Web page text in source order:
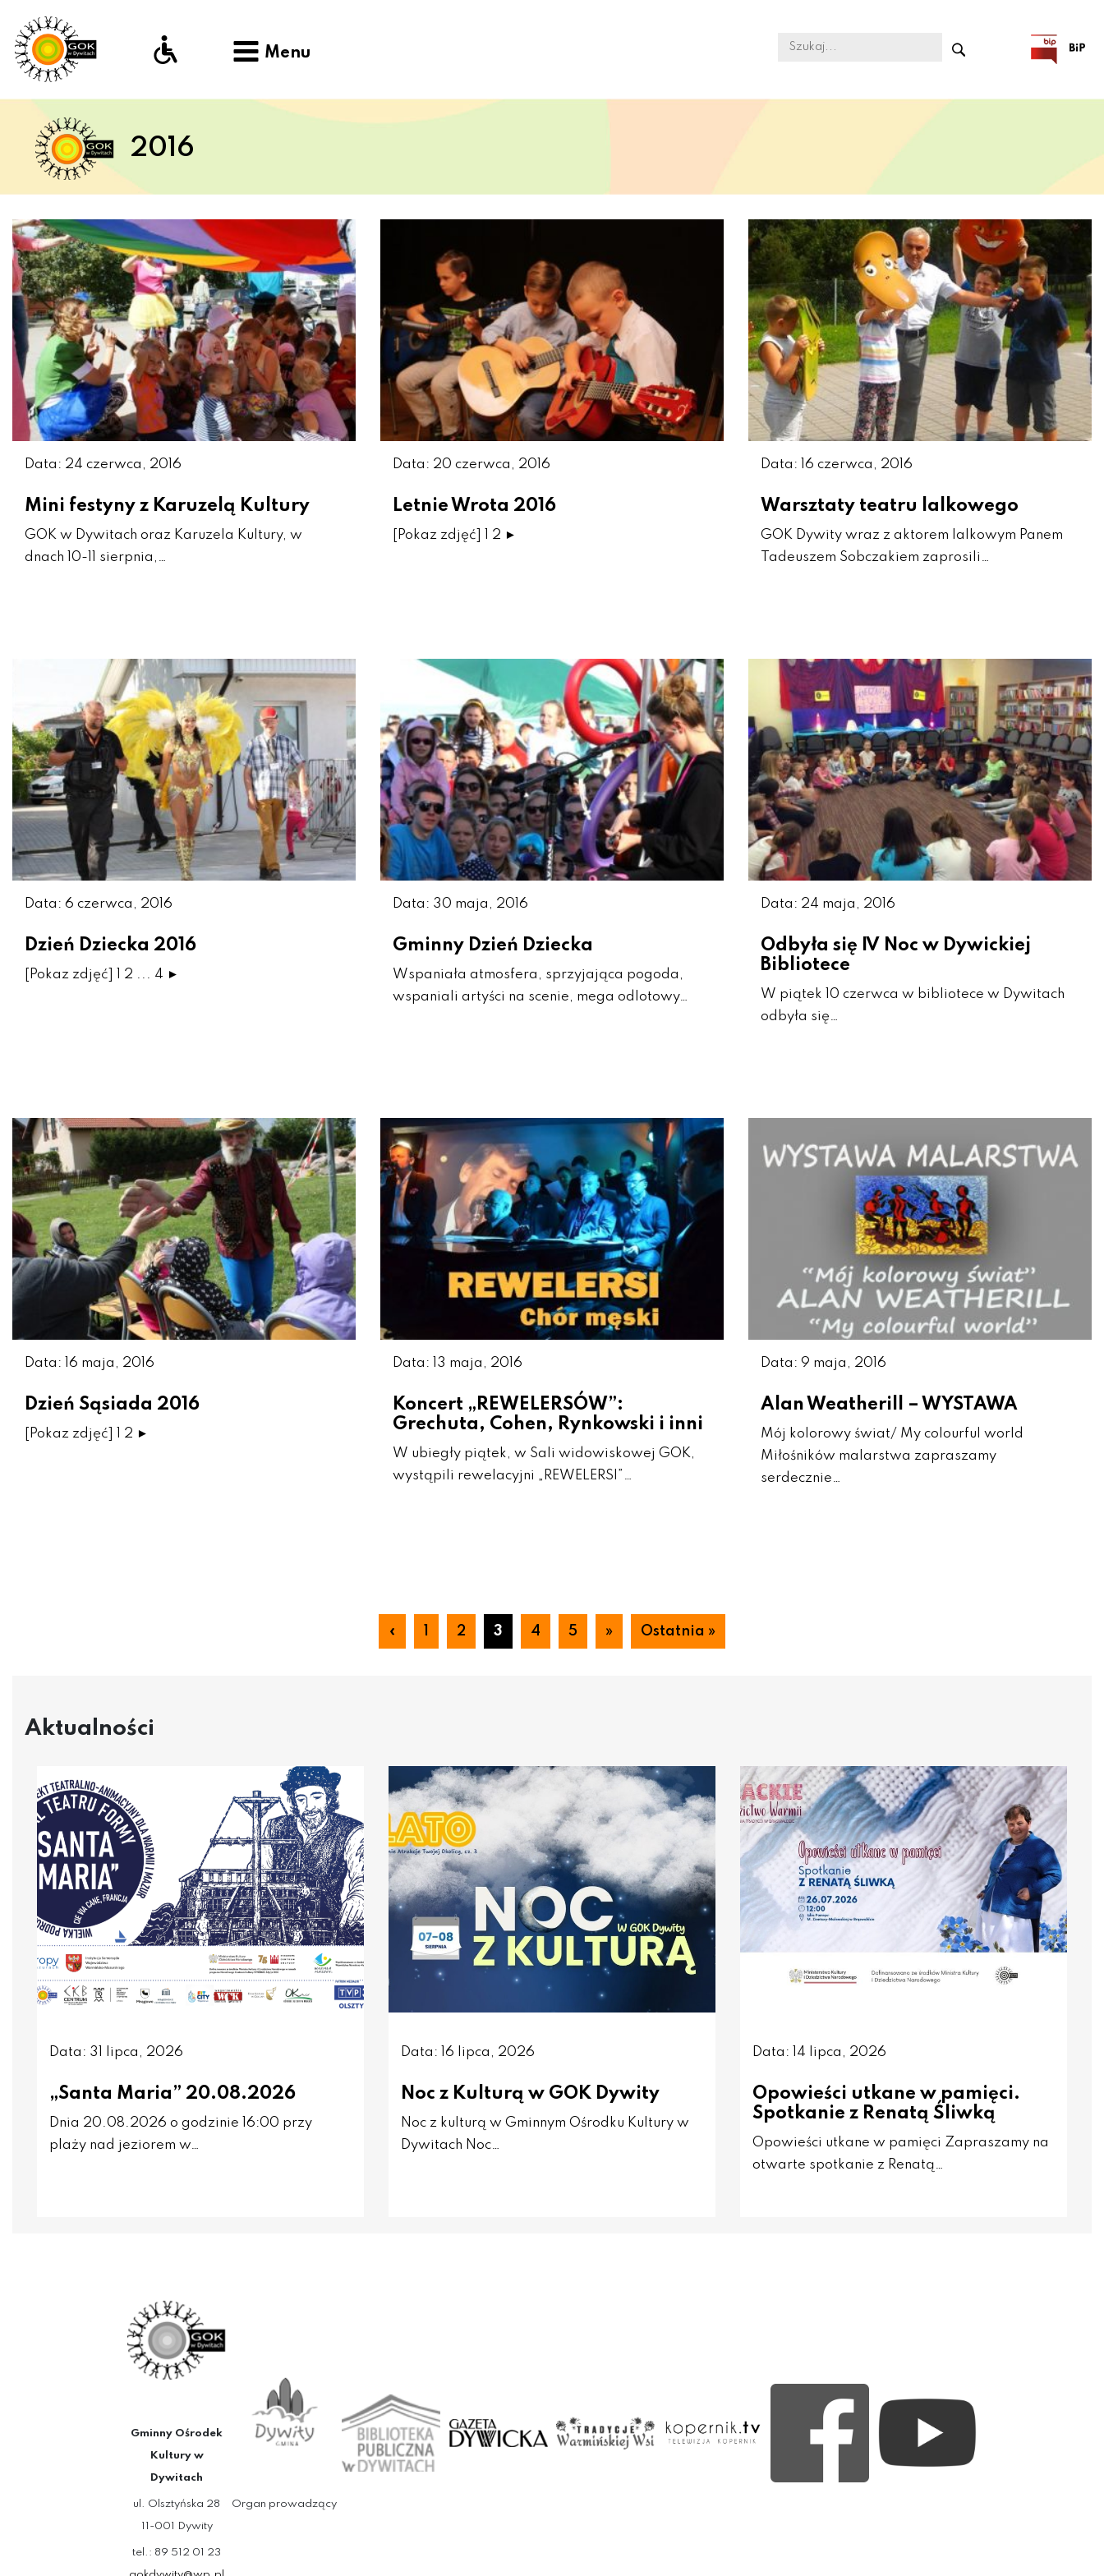
Menu
2016
Data: 24 czerwca, 2016
Mini festyny z Karuzelą Kultury
GOK w Dywitach oraz Karuzela Kultury, w
dnach 10-11 sierpnia,…
Data: 20 czerwca, 2016
Letnie Wrota 2016
[Pokaz zdjęć] 1 2 ►
Data: 16 czerwca, 2016
Warsztaty teatru lalkowego
GOK Dywity wraz z aktorem lalkowym Panem
Tadeuszem Sobczakiem zaprosili…
Data: 6 czerwca, 2016
Dzień Dziecka 2016
[Pokaz zdjęć] 1 2 ... 4 ►
Data: 30 maja, 2016
Gminny Dzień Dziecka
Wspaniała atmosfera, sprzyjająca pogoda,
wspaniali artyści na scenie, mega odlotowy…
Data: 24 maja, 2016
Odbyła się IV Noc w Dywickiej
Bibliotece
W piątek 10 czerwca w bibliotece w Dywitach
odbyła się…
Data: 16 maja, 2016
Dzień Sąsiada 2016
[Pokaz zdjęć] 1 2 ►
Data: 13 maja, 2016
Koncert „REWELERSÓW”:
Grechuta, Cohen, Rynkowski i inni
W ubiegły piątek, w Sali widowiskowej GOK,
wystąpili rewelacyjni „REWELERSI”…
Data: 9 maja, 2016
Alan Weatherill – WYSTAWA
Mój kolorowy świat/ My colourful world
Miłośników malarstwa zapraszamy
serdecznie…
« 2 3 4 5 » Ostatnia »
Aktualności
Data: 31 lipca, 2026
„Santa Maria” 20.08.2026
Dnia 20.08.2026 o godzinie 16:00 przy
plaży nad jeziorem w…
Data: 16 lipca, 2026
Noc z Kulturą w GOK Dywity
Noc z kulturą w Gminnym Ośrodku Kultury w
Dywitach Noc…
Data: 14 lipca, 2026
Opowieści utkane w pamięci.
Spotkanie z Renatą Śliwką
Opowieści utkane w pamięci Zapraszamy na
otwarte spotkanie z Renatą…
Gminny Ośrodek
Kultury w
Dywitach
ul. Olsztyńska 28
11-001 Dywity
tel.: 89 512 01 23
Organ prowadzący